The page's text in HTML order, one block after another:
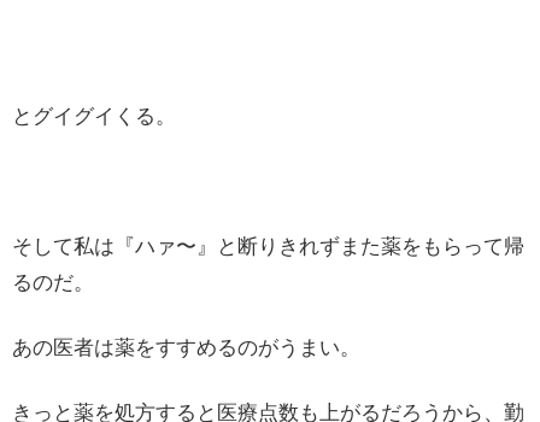
とグイグイくる。
そして私は『ハァ〜』と断りきれずまた薬をもらって帰
るのだ。
あの医者は薬をすすめるのがうまい。
きっと薬を処方すると医療点数も上がるだろうから、勤